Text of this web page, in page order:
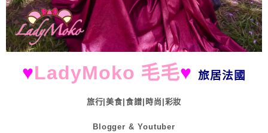
♥LadyMoko 毛毛♥ 旅居法國
旅行|美食|食譜|時尚|彩妝
Blogger & Youtuber